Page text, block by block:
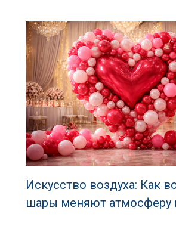
Искусство воздуха: Как
шары меняют атмосферу